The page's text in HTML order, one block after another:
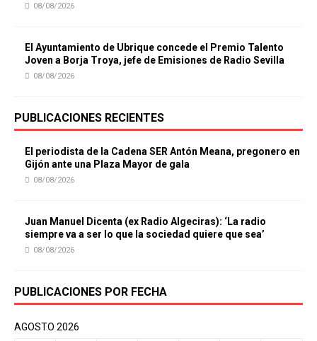
08/08/2026
El Ayuntamiento de Ubrique concede el Premio Talento
Joven a Borja Troya, jefe de Emisiones de Radio Sevilla
08/08/2026
PUBLICACIONES RECIENTES
El periodista de la Cadena SER Antón Meana, pregonero en
Gijón ante una Plaza Mayor de gala
08/08/2026
Juan Manuel Dicenta (ex Radio Algeciras): ‘La radio
siempre va a ser lo que la sociedad quiere que sea’
08/08/2026
PUBLICACIONES POR FECHA
AGOSTO 2026